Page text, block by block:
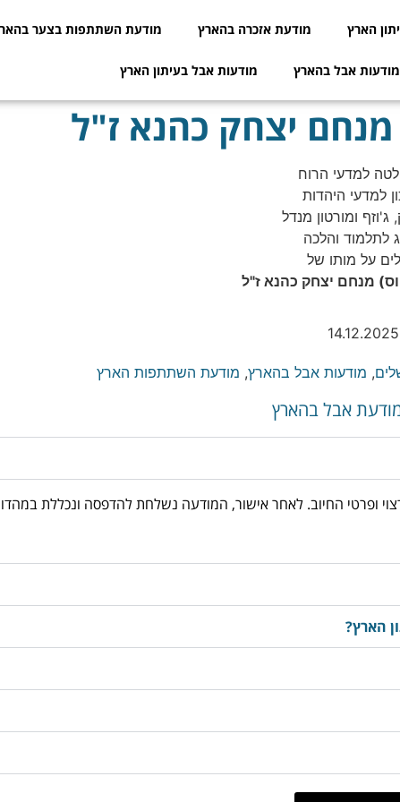
הארץ מודעת אזכרה בהארץ מודעת השתתפות בצער
מודעות אבל בהארץ מודעות אבל בעיתון הארץ
יצחק כהנא ז"ל
למדעי הרוח
למדעי היהדות
ומורטון מנדל
לתלמוד והלכה
על מותו של
מנחם יצחק כהנא ז"ל
14.12.2025
, מודעות אבל בהארץ, מודעת השתתפות הארץ
אבל בהארץ
תאריך הפרסום הרצוי ופרטי החיוב. לאחר אישור, המודעה נשלחת להדפסה ונכללת
הארץ?